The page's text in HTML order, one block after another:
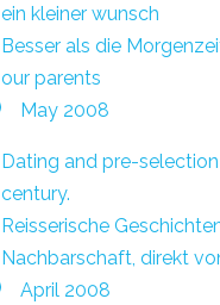
ein kleiner wunsch
Besser als die
our parents
May 2008
Dating and pre-
century.
Reisserische
Nachbarschaft, direkt
April 2008